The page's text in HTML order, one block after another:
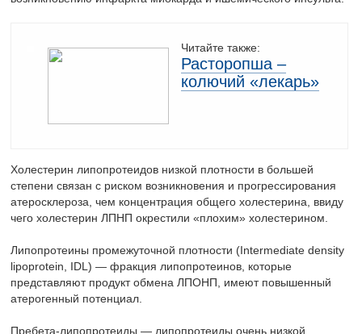
Читайте также:
Расторопша –
колючий «лекарь»
Холестерин липопротеидов низкой плотности в большей
степени связан с риском возникновения и прогрессирования
атеросклероза, чем концентрация общего холестерина, ввиду
чего холестерин ЛПНП окрестили «плохим» холестерином.
Липопротеины промежуточной плотности (Intermediate density
lipoprotein, IDL) — фракция липопротеинов, которые
представляют продукт обмена ЛПОНП, имеют повышенный
атерогенный потенциал.
Пребета-липопротеиды — липопротеиды очень низкой